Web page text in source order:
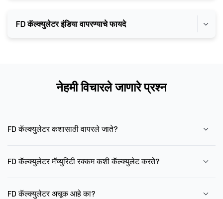
FD कॅल्क्युलेटर इंडिया वापरण्याचे फायदे
नेहमी विचारले जाणारे प्रश्न
FD कॅल्क्युलेटर कशासाठी वापरले जाते?
FD कॅल्क्युलेटर मॅच्युरिटी रक्कम कशी कॅल्क्युलेट करते?
FD कॅल्क्युलेटर अचूक आहे का?